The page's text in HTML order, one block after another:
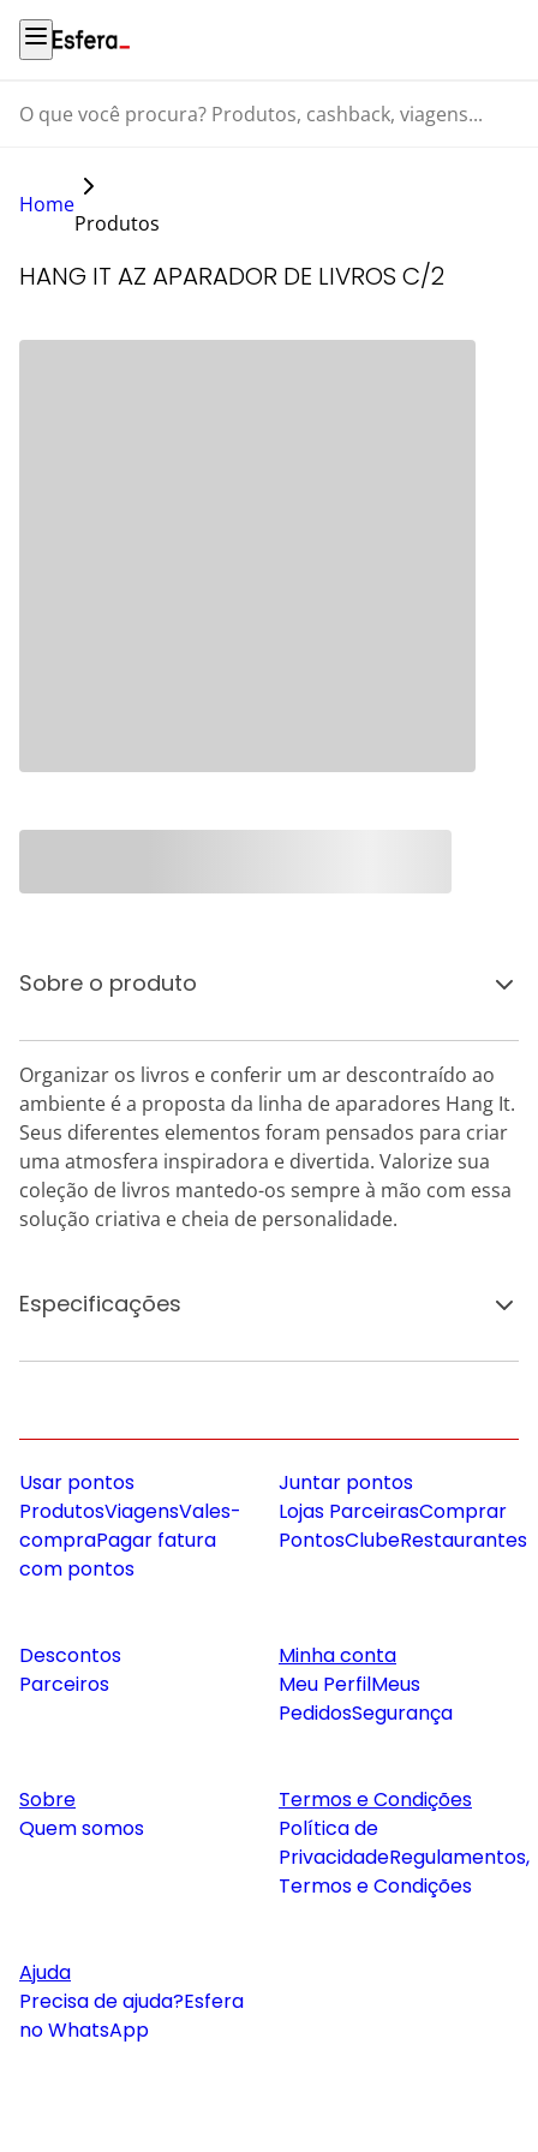
O que você procura? Produtos, cashback, viagens...
Home
Produtos
HANG IT AZ APARADOR DE LIVROS C/2
Sobre o produto
Organizar os livros e conferir um ar descontraído ao
ambiente é a proposta da linha de aparadores Hang It.
Seus diferentes elementos foram pensados para criar
uma atmosfera inspiradora e divertida. Valorize sua
coleção de livros mantedo-os sempre à mão com essa
solução criativa e cheia de personalidade.
Especificações
Usar pontos
ProdutosViagensVales-
compraPagar fatura
com pontos
Juntar pontos
Lojas ParceirasComprar
PontosClubeRestaurantes
Descontos
Parceiros
Minha conta
Meu PerfilMeus
PedidosSegurança
Sobre
Quem somos
Termos e Condições
Política de
PrivacidadeRegulamentos,
Termos e Condições
Ajuda
Precisa de ajuda?Esfera
no WhatsApp